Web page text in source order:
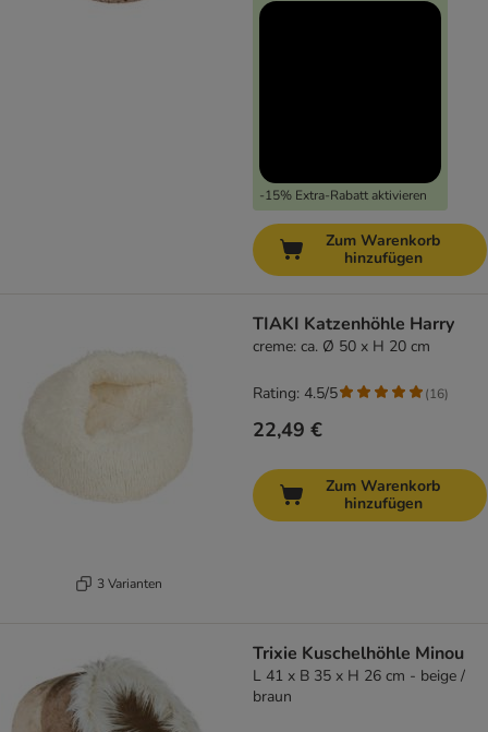
-15% Extra-Rabatt aktivieren
Zum Warenkorb
hinzufügen
3 Varianten
TIAKI Katzenhöhle Harry
creme: ca. Ø 50 x H 20 cm
22,49 €
Rating: 4.5/5 (16)
Zum Warenkorb
hinzufügen
Trixie Kuschelhöhle Minou
L 41 x B 35 x H 26 cm - beige /
braun